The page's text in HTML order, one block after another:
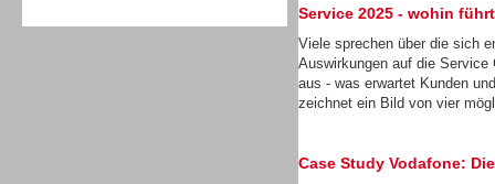
Service 2025 - wohin
Viele sprechen über die sich
Auswirkungen auf die Service
aus - was erwartet Kunden
zeichnet ein Bild von vier
Case Study Vodafone: